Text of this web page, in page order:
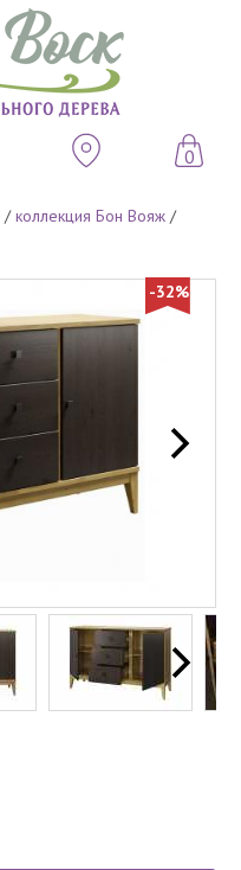
0
/коллекция Бон Вояж /
-32%